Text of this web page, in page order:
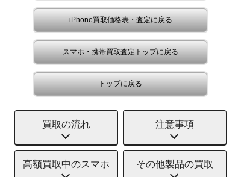
iPhone買取価格表・査定に戻る
スマホ・携帯買取査定トップに戻る
トップに戻る
買取の流れ 注意事項
高額買取中のスマホ その他製品の買取